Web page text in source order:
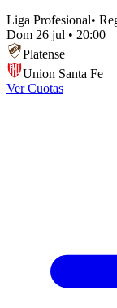
Liga Profesional•
Dom 26 jul • 20:00
Platense
Union Santa Fe
Ver Cuotas